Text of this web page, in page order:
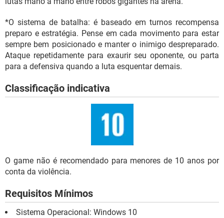
*O sistema de batalha: é baseado em turnos recompensa
preparo e estratégia. Pense em cada movimento para estar
sempre bem posicionado e manter o inimigo despreparado.
Ataque repetidamente para exaurir seu oponente, ou parta
para a defensiva quando a luta esquentar demais.
Classificação indicativa
O game não é recomendado para menores de 10 anos por
conta da violência.
Requisitos Mínimos
Sistema Operacional: Windows 10